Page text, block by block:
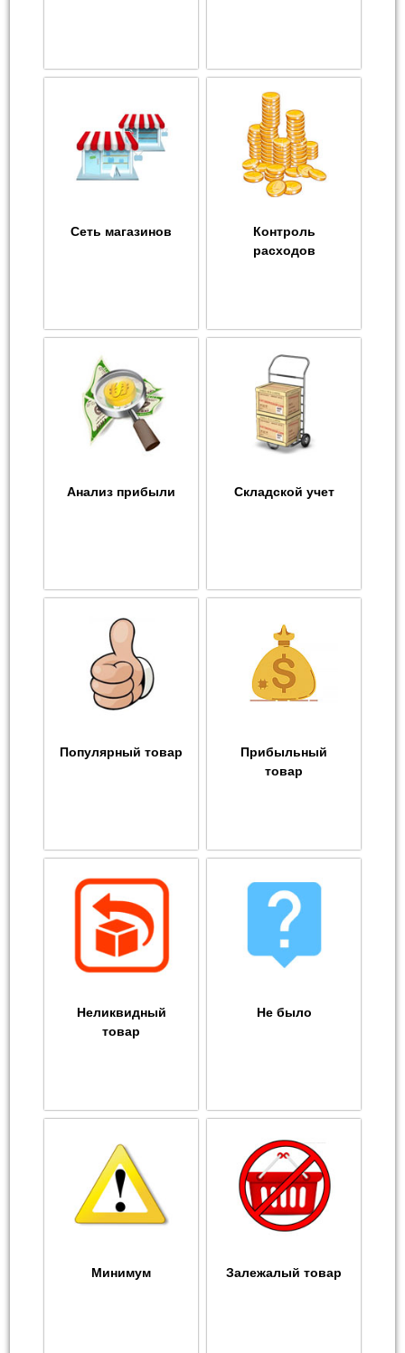
Сеть магазинов
Контроль
расходов
Анализ прибыли Складской учет
Популярный товар
Прибыльный
товар
Неликвидный
товар
Не было
Минимум Залежалый товар